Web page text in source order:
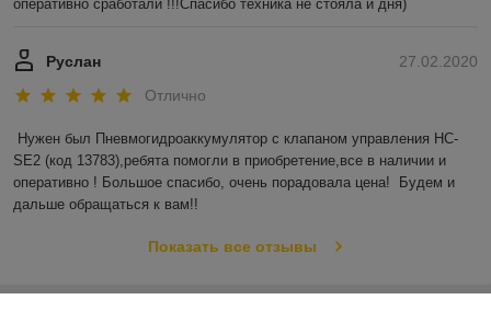
оперативно сработали !!!Спасибо техника не стояла и дня)
27.02.2020
Руслан
Отлично
Нужен был Пневмогидроаккумулятор с клапаном управления HC-
SE2 (код 13783),ребята помогли в приобретение,все в наличии и
оперативно ! Большое спасибо, очень порадовала цена!  Будем и
дальше обращаться к вам!!
Показать все отзывы